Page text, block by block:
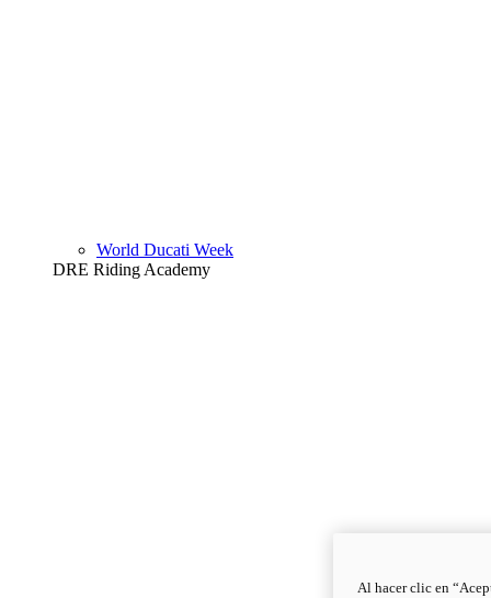
World Ducati Week
DRE Riding Academy
Al hacer clic en